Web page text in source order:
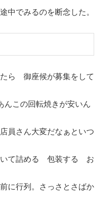
中でみるのを断念した。
ら 御座候が募集をして
この回転焼きが安いん
員さん大変だなぁといつ
て詰める 包装する お
に行列。さっさとさばか